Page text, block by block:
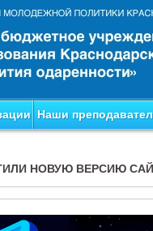
Наши
НОВУЮ ВЕРСИЮ